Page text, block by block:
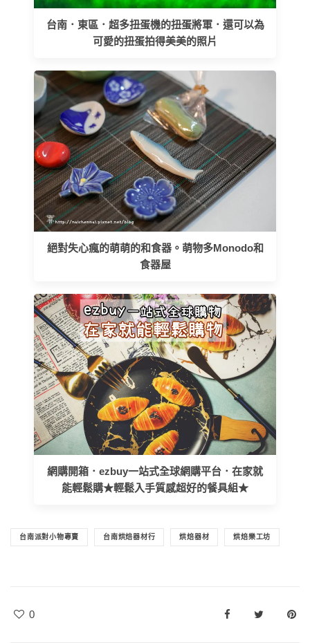
台南．東區．超多扭蛋機的扭蛋將軍．還可以為
可愛的扭蛋拍得美美的照片
絕對失心瘋的萌萌的和食器。萌物多Monodo和
食器屋
網購開箱．ezbuy一站式全球網購平台．在家就
能輕鬆購★輕鬆入手質感超好的餐具組★
台南派對小物專賣 台南烘焙器材行 烘焙器材 烘焙樂工坊
0